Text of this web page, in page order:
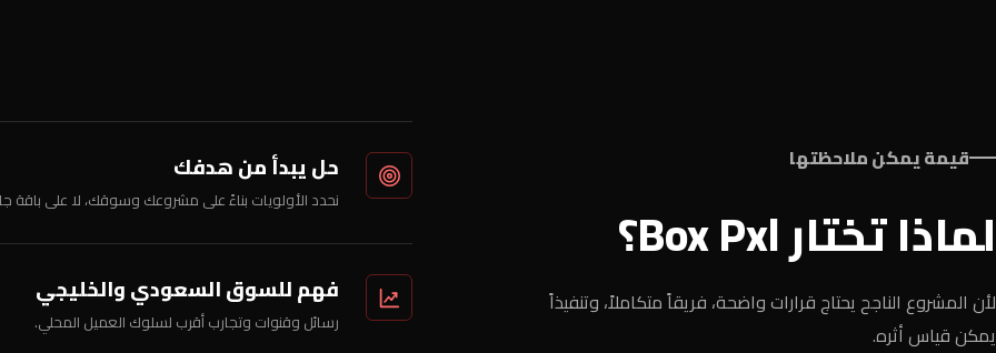
قيمة يمكن ملاحظتها
لماذا تختار Box Pxl؟
لأن المشروع الناجح يحتاج قرارات واضحة، فريقاً متكاملاً، وتنفيذاً
يمكن قياس أثره.
حل يبدأ من هدفك
نحدد الأولويات بناءً على مشروعك وسوقك، لا على باقة
فهم للسوق السعودي والخليجي
رسائل وقنوات وتجارب أقرب لسلوك العميل المحلي.